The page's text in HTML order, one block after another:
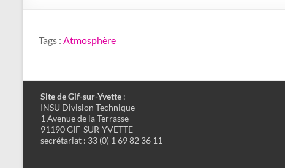
Tags : Atmosphère
Site de Gif-sur-Yvette :
INSU Division Technique
1 Avenue de la Terrasse
91190 GIF-SUR-YVETTE
secrétariat : 33 (0) 1 69 82 36 11